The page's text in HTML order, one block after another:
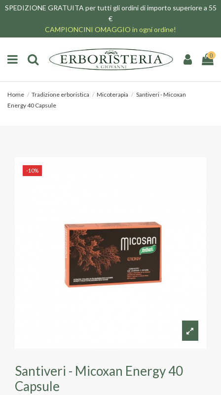
SPEDIZIONE GRATUITA per tutti gli ordini di importo superiore a 55
€
CAMPIONCINI OMAGGIO in ogni ordine!
0
Home Tradizione erboristica Micoterapia
Santiveri - Micoxan
Energy 40 Capsule
-10%
Santiveri - Micoxan Energy 40
Capsule